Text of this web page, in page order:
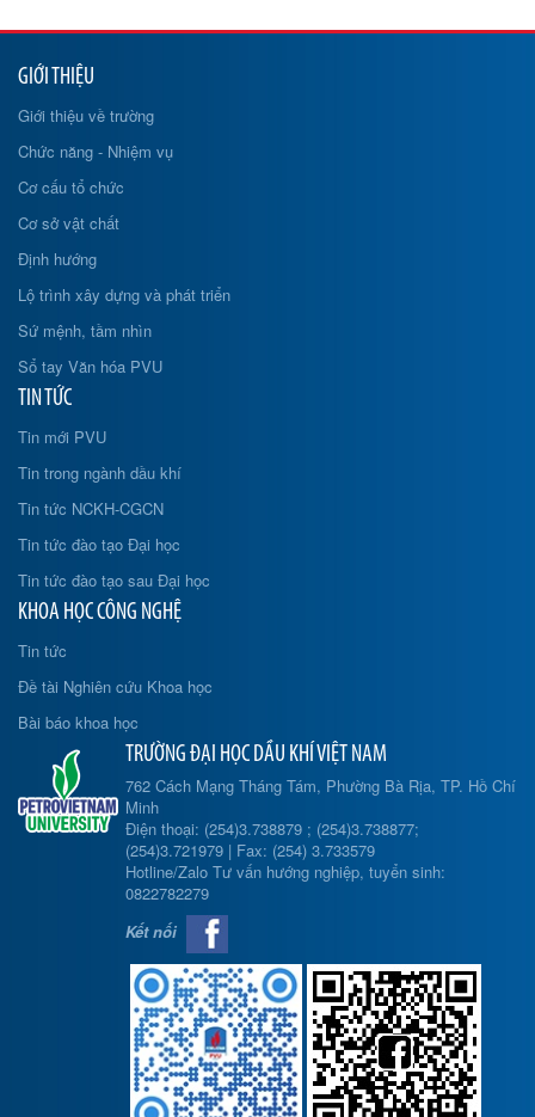
GIỚI THIỆU
Giới thiệu về trường
Chức năng - Nhiệm vụ
Cơ cấu tổ chức
Cơ sở vật chất
Định hướng
Lộ trình xây dựng và phát triển
Sứ mệnh, tầm nhìn
Sổ tay Văn hóa PVU
TIN TỨC
Tin mới PVU
Tin trong ngành dầu khí
Tin tức NCKH-CGCN
Tin tức đào tạo Đại học
Tin tức đào tạo sau Đại học
KHOA HỌC CÔNG NGHỆ
Tin tức
Đề tài Nghiên cứu Khoa học
Bài báo khoa học
TRƯỜNG ĐẠI HỌC DẦU KHÍ VIỆT NAM
762 Cách Mạng Tháng Tám, Phường Bà Rịa, TP. Hồ Chí
Minh
Điện thoại: (254)3.738879 ; (254)3.738877;
(254)3.721979 | Fax: (254) 3.733579
Hotline/Zalo Tư vấn hướng nghiệp, tuyển sinh:
0822782279
Kết nối